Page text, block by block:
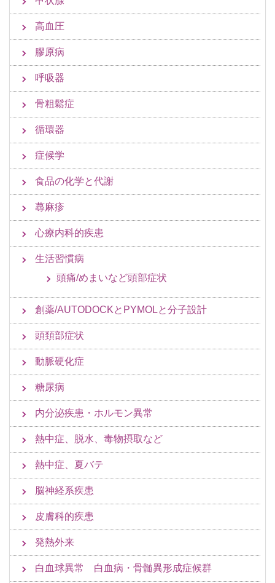
高血圧
膠原病
呼吸器
骨粗鬆症
循環器
症候学
食品の化学と代謝
蕁麻疹
心療内科的疾患
生活習慣病
頭痛/めまいなど頭部症状
創薬/AUTODOCKとPYMOLと分子設計
頭頚部症状
動脈硬化症
糖尿病
内分泌疾患・ホルモン異常
熱中症、脱水、毒物摂取など
熱中症、夏バテ
脳神経系疾患
皮膚科的疾患
発熱外来
白血球異常 白血病・骨髄異形成症候群